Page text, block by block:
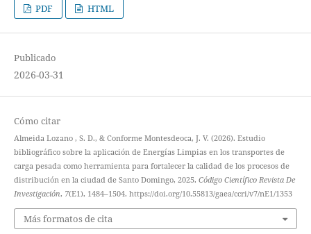
PDF HTML
Publicado
2026-03-31
Cómo citar
Almeida Lozano , S. D., & Conforme Montesdeoca, J. V. (2026). Estudio
bibliográfico sobre la aplicación de Energías Limpias en los transportes de
carga pesada como herramienta para fortalecer la calidad de los procesos de
distribución en la ciudad de Santo Domingo, 2025. Código Científico Revista De
Investigación, 7(E1), 1484–1504. https://doi.org/10.55813/gaea/ccri/v7/nE1/1353
Más formatos de cita